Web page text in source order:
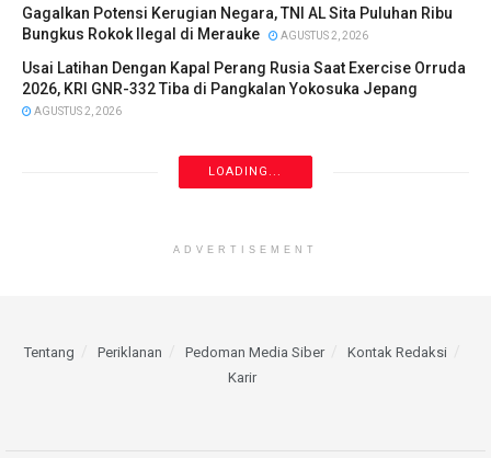
Gagalkan Potensi Kerugian Negara, TNI AL Sita Puluhan Ribu
Bungkus Rokok Ilegal di Merauke
AGUSTUS 2, 2026
Usai Latihan Dengan Kapal Perang Rusia Saat Exercise Orruda
2026, KRI GNR-332 Tiba di Pangkalan Yokosuka Jepang
AGUSTUS 2, 2026
LOADING...
ADVERTISEMENT
Tentang Periklanan Pedoman Media Siber
Kontak Redaksi
Karir